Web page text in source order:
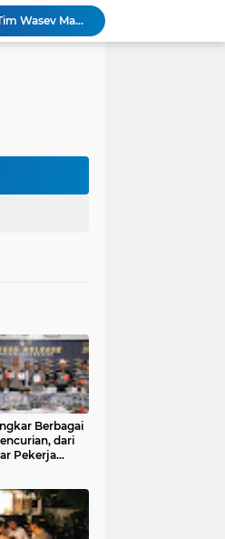
TMMD Ke 129 Kodim 0904/Paser Terima Kunjungan Dari Tim Wasev Mabesad
Personel Satgas TMMD 129 Kodim 0904/Paser Ciptakan Lingkungan Bersih
Sore Hari
Berbagai
dari
Pekerja